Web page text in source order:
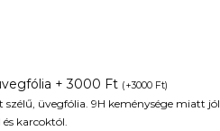
+ 3000 Ft (+3000 Ft)
üvegfólia. 9H keménysége miatt jól
karcoktól.